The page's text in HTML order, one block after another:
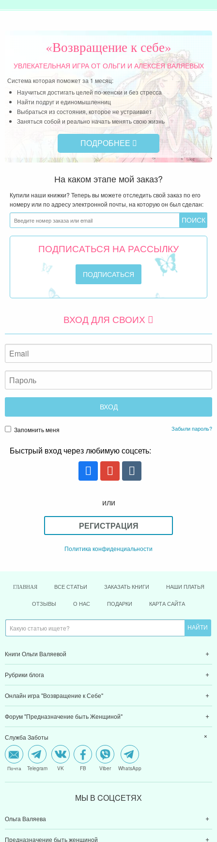
Ольгины статьи, семинары, рассылки, в саму
мысль: Я ХОЧУ БЫТЬ ЖЕНЩИНОЙ, хочу и могу ею
«Возвращение к себе»
УВЛЕКАТЕЛЬНАЯ ИГРАОТ ОЛЬГИ И АЛЕКСЕЯ ВАЛЯЕВЫХ
Система которая поможет за 1 месяц:
Научиться достигать целей по-женски и без стресса
Найти подруг и единомышленниц
Выбраться из состояния, которое не устраивает
Заняться собой и реально начать менять свою жизнь
ПОДРОБНЕЕ
На каком этапе мой заказ?
Купили наши книжки? Теперь вы можете отследить свой заказ по его
номеру или по адресу электронной почты, на которую он был сделан:
ПОДПИСАТЬСЯ НА РАССЫЛКУ
ВХОД ДЛЯ СВОИХ
Запомнить меня Забыли пароль?
Быстрый вход через любимую соцсеть:
или
РЕГИСТРАЦИЯ
Политика конфиденциальности
ГЛАВНАЯ ВСЕ СТАТЬИ ЗАКАЗАТЬ КНИГИ НАШИ ПЛАТЬЯ
ОТЗЫВЫ О НАС ПОДАРКИ КАРТА САЙТА
Книги Ольги Валяевой
Рубрики блога
Онлайн игра "Возвращение к Себе"
Форум "Предназначение быть Женщиной"
Служба Заботы
Почта Telegram VK FB Viber WhatsApp
МЫ В CОЦCЕТЯХ
Ольга Валяева
Предназначение быть женщиной